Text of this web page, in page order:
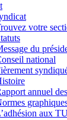
votre
du
national
annuel
aux